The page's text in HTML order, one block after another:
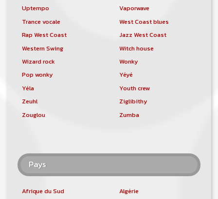
Uptempo
Vaporwave
Trance vocale
West Coast blues
Rap West Coast
Jazz West Coast
Western Swing
Witch house
Wizard rock
Wonky
Pop wonky
Yéyé
Yéla
Youth crew
Zeuhl
Ziglibithy
Zouglou
Zumba
Pays
Afrique du Sud
Algérie